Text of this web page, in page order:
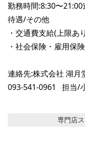
勤務時間:8:30〜
待遇/その他
・交通費支給(上限あ
・社会保険・雇用保
連絡先:株式会社 湖月
093-541-0961   担当/
専門店